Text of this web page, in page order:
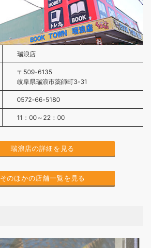
瑞浪店
〒509-6135
岐阜県瑞浪市薬師町3-31
0572-66-5180
11：00～22：00
瑞浪店の詳細を見る
そのほかの店舗一覧を見る